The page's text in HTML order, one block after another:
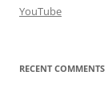
YouTube
RECENT COMMENTS